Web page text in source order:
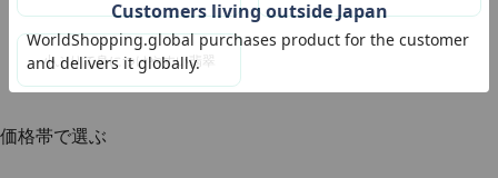
小ぶりで身につけやすい翡翠
価格帯で選ぶ